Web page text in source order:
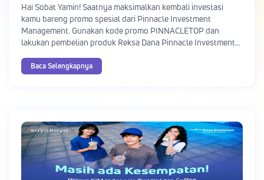
Hai Sobat Yamin! Saatnya maksimalkan kembali investasi
kamu bareng promo spesial dari Pinnacle Investment
Management. Gunakan kode promo PINNACLETOP dan
lakukan pembelian produk Reksa Dana Pinnacle Investment
untuk mengumpulkan poin sebanyak-banyaknya. Semakin
tinggi total poin yang kamu kumpulkan, semakin besar
Baca Selengkapnya